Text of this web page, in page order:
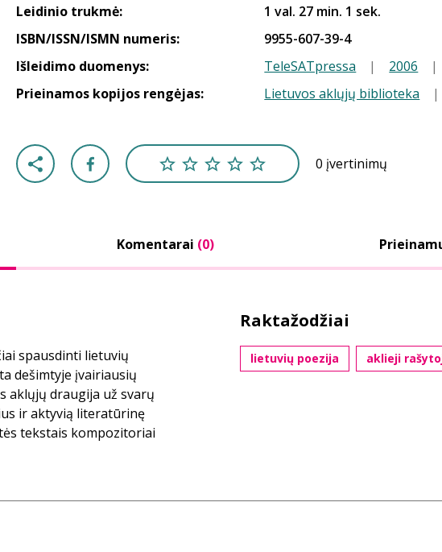
Leidinio trukmė:
1 val. 27 min. 1 sek.
ISBN/ISSN/ISMN numeris:
9955-607-39-4
Išleidimo duomenys:
TeleSATpressa | 2006 |
Prieinamos kopijos rengėjas:
Lietuvos aklųjų biblioteka |
0 įvertinimų
Komentarai (0)
spausdinti lietuvių
dešimtyje įvairiausių
aklųjų draugija už svarų
ir aktyvią literatūrinę
tekstais kompozitoriai
Raktažodžiai
lietuvių poezija aklieji